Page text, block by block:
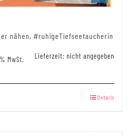
nähen, #ruhigeTiefseetaucherin
MwSt. Lieferzeit: nicht angegeben
Details